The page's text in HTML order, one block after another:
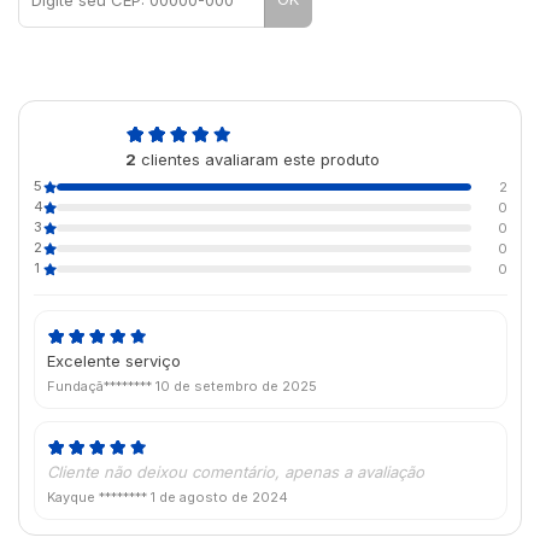
2 clientes avaliaram este produto
5
2
4
0
3
0
2
0
1
0
Excelente serviço
Fundaçã******** 10 de setembro de 2025
Cliente não deixou comentário, apenas a avaliação
Kayque ******** 1 de agosto de 2024